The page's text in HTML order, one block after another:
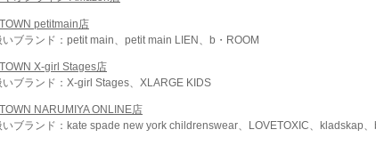
petitmain店
いブランド：petit main、petit main LIEN、b・ROOM
X-girl Stages店
いブランド：X-girl Stages、XLARGE KIDS
NARUMIYA ONLINE店
いブランド：kate spade new york childrenswear、LOVETOXIC、kladskap